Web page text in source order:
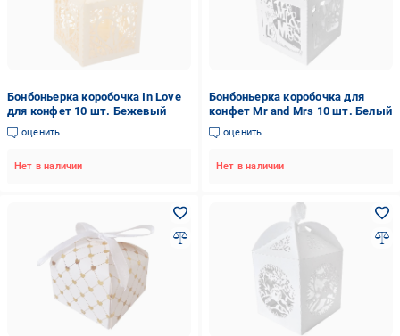
Бонбоньерка коробочка In Love
для конфет 10 шт. Бежевый
оценить
Нет в наличии
Бонбоньерка коробочка для
конфет Mr and Mrs 10 шт. Белый
оценить
Нет в наличии